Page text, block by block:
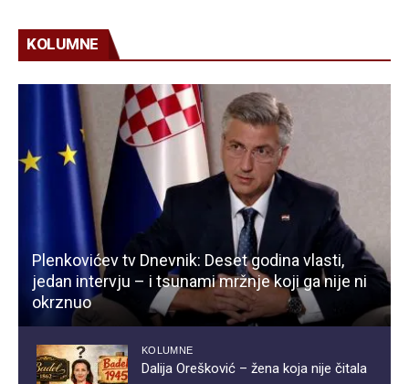
KOLUMNE
Plenkovićev tv Dnevnik: Deset godina vlasti,
jedan intervju – i tsunami mržnje koji ga nije ni
okrznuo
KOLUMNE
Dalija Orešković – žena koja nije čitala